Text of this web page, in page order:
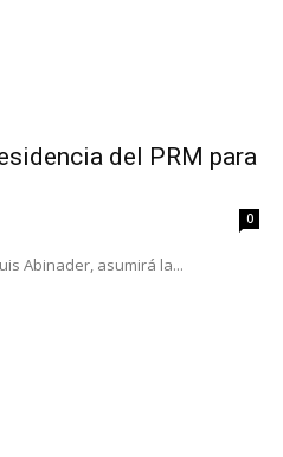
del PRM para
0
Abinader, asumirá la...